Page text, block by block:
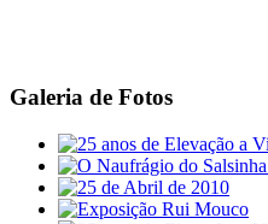
Galeria de Fotos